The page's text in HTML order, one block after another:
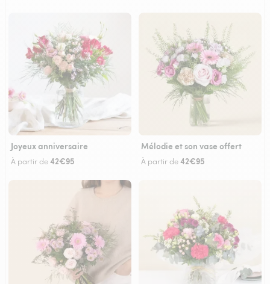
Joyeux anniversaire
À partir de42€95
Mélodie et son vase offert
À partir de42€95